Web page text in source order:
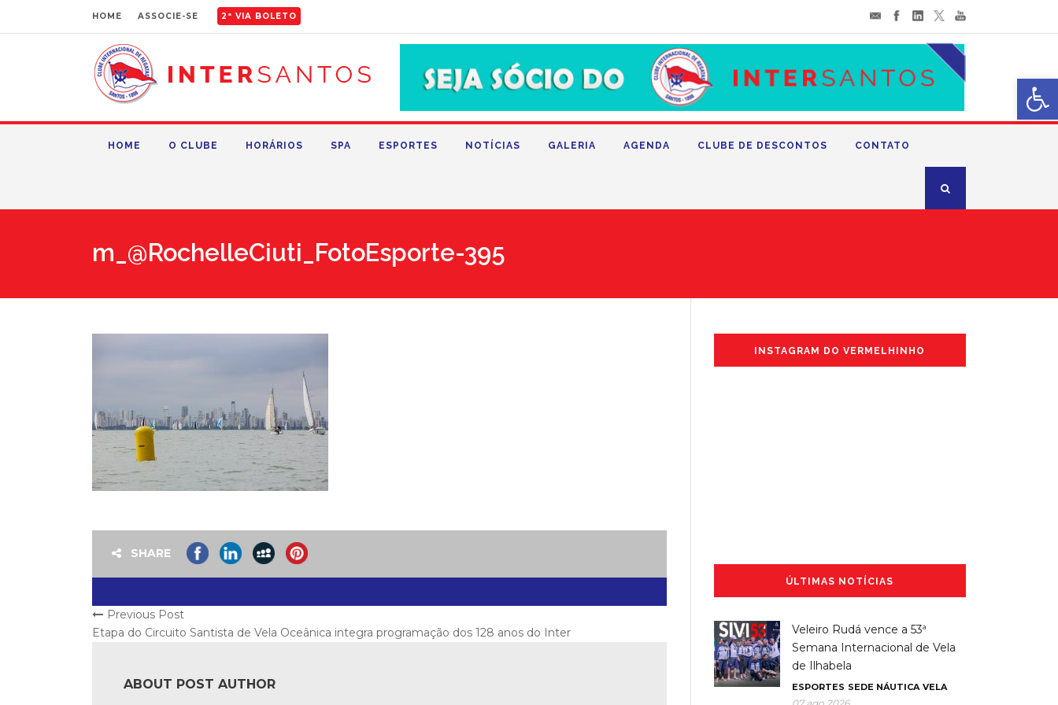
HOME ASSOCIE-SE 2ª VIA BOLETO
HOME O CLUBE HORÁRIOS SPA ESPORTES NOTÍCIAS GALERIA AGENDA CLUBE DE DESCONTOS CONTATO
m_@RochelleCiuti_FotoEsporte-395
SHARE
Previous Post
Etapa do Circuito Santista de Vela Oceânica integra programação dos 128 anos do Inter
ABOUT POST AUTHOR
INSTAGRAM DO VERMELHINHO
ÚLTIMAS NOTÍCIAS
Veleiro Rudá vence a 53ª
Semana Internacional de Vela
de Ilhabela
ESPORTES SEDE NÁUTICA VELA
Abrir